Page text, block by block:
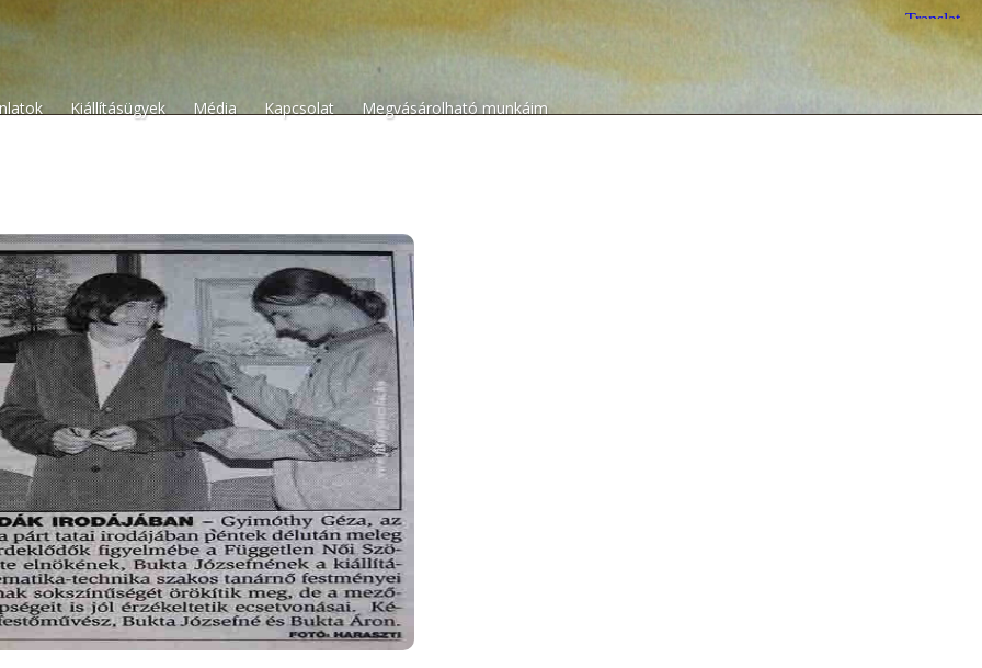
Kiállításügyek Média Kapcsolat Megvásárolható munkáim